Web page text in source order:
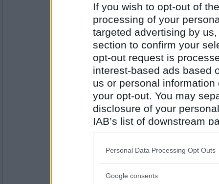
If you wish to opt-out of
processing of your
targeted advertising by
section to confirm your
opt-out request is
interest-based ads based
us or personal
your opt-out. You may
disclosure of your
IAB’s list of downstream
also be disclosed by us
Downstream Participants
Please note that this
Personal Data Processing Opt Outs
Google consents
Antal inlägg:
16685
jag fick bara 300 kronor
Dalkulllan
1226
Hur mycket lön fick du efter
jobbet?
Vi gå över daggstänkta berg
har du nåt bra förslag på en
jag tvivlar på att ekan klarar oss